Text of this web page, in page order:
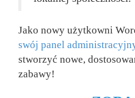
Jako nowy użytkowni
swój panel
stworzyć nowe,
zabawy!